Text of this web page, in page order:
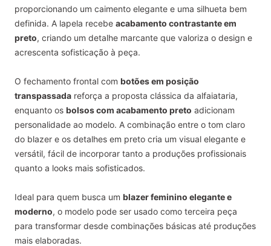
proporcionando um caimento elegante e uma silhueta bem
definida. A lapela recebe acabamento contrastante em
preto, criando um detalhe marcante que valoriza o design e
acrescenta sofisticação à peça.
O fechamento frontal com botões em posição
transpassada reforça a proposta clássica da alfaiataria,
enquanto os bolsos com acabamento preto adicionam
personalidade ao modelo. A combinação entre o tom claro
do blazer e os detalhes em preto cria um visual elegante e
versátil, fácil de incorporar tanto a produções profissionais
quanto a looks mais sofisticados.
Ideal para quem busca um blazer feminino elegante e
moderno, o modelo pode ser usado como terceira peça
para transformar desde combinações básicas até produções
mais elaboradas.